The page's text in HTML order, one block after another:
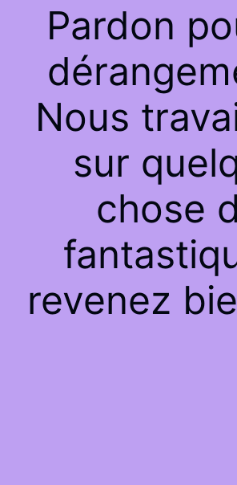
Pardon
Nous
sur
chose
revenez